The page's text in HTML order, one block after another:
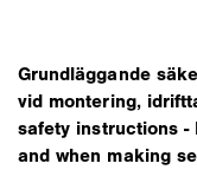
Grundläggande
vid montering,
safety instructions -
and when making